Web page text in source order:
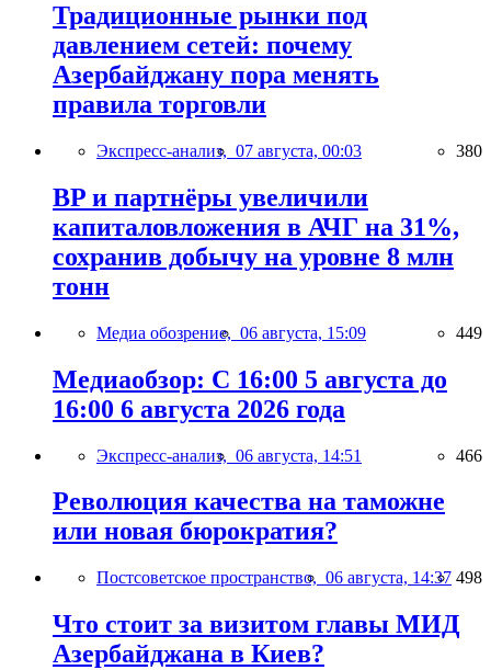
Традиционные рынки под
давлением сетей: почему
Азербайджану пора менять
правила торговли
Экспресс-анализ, 07 августа, 00:03 380
BP и партнёры увеличили
капиталовложения в АЧГ на 31%,
сохранив добычу на уровне 8 млн
тонн
Медиа обозрение, 06 августа, 15:09 449
Медиаобзор: С 16:00 5 августа до
16:00 6 августа 2026 года
Экспресс-анализ, 06 августа, 14:51 466
Революция качества на таможне
или новая бюрократия?
Постсоветское пространство, 06 августа, 14:37 498
Что стоит за визитом главы МИД
Азербайджана в Киев?